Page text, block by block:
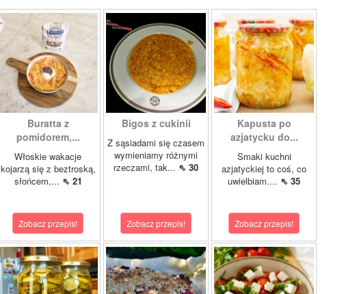
Buratta z
pomidorem,...
Włoskie wakacje
kojarzą się z beztroską,
słońcem,... ⇖ 21
Zobacz przepis!
Bigos z cukinii
Z sąsiadami się czasem
wymieniamy różnymi
rzeczami, tak... ⇖ 30
Zobacz przepis!
Kapusta po
azjatycku do...
Smaki kuchni
azjatyckiej to coś, co
uwielbiam.... ⇖ 35
Zobacz przepis!